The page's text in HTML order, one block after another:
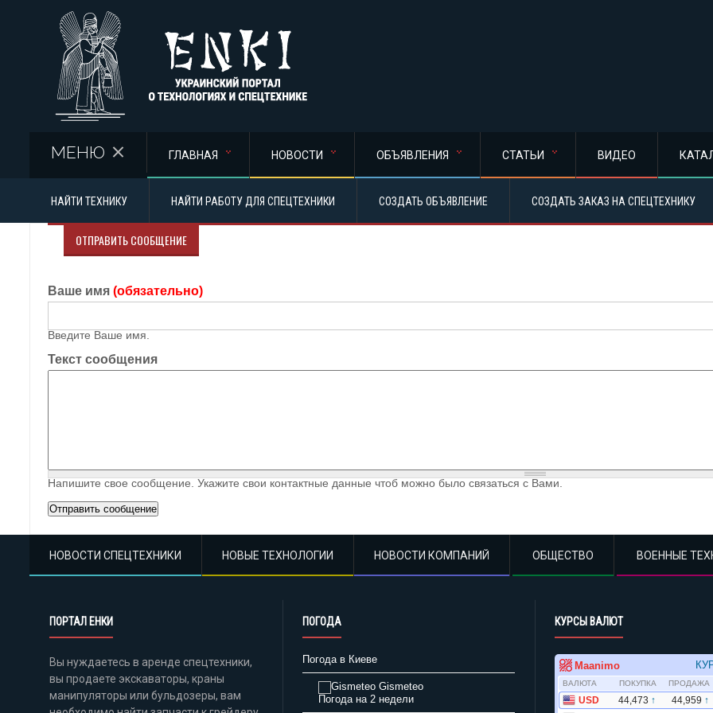
МЕНЮ ГЛАВНАЯ НОВОСТИ ОБЪЯВЛЕНИЯ СТАТЬИ ВИДЕО
НАЙТИ ТЕХНИКУ НАЙТИ РАБОТУ ДЛЯ СПЕЦТЕХНИКИ СОЗДАТЬ ОБЪЯВЛЕНИЕ СОЗДАТЬ ЗАКАЗ НА СПЕЦТЕХНИКУ
ОТПРАВИТЬ СООБЩЕНИЕ
Ваше имя (обязательно)
Введите Ваше имя.
Текст сообщения
Напишите свое сообщение. Укажите свои контактные данные чтоб можно было связаться с Вами.
НОВОСТИ СПЕЦТЕХНИКИ НОВЫЕ ТЕХНОЛОГИИ НОВОСТИ КОМПАНИЙ ОБЩЕСТВО ВОЕННЫЕ
ПОРТАЛ ЕНКИ
Вы нуждаетесь в аренде спецтехники,
вы продаете экскаваторы, краны
манипуляторы или бульдозеры, вам
ПОГОДА
Погода в Киеве
Gismeteo
Погода на 2 недели
КУРСЫ ВАЛЮТ